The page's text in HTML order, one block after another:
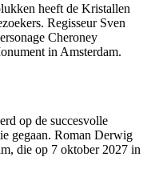
heeft de Kristallen
Regisseur Sven
Cheroney
in Amsterdam.
op de succesvolle
gegaan. Roman Derwig
die op 7 oktober 2027 in